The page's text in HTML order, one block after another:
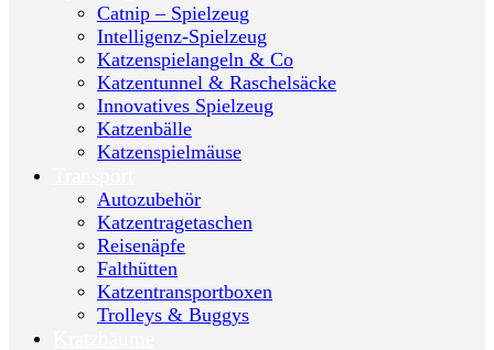
Catnip – Spielzeug
Intelligenz-Spielzeug
Katzenspielangeln & Co
Katzentunnel & Raschelsäcke
Innovatives Spielzeug
Katzenbälle
Katzenspielmäuse
Autozubehör
Katzentragetaschen
Reisenäpfe
Falthütten
Katzentransportboxen
Trolleys & Buggys